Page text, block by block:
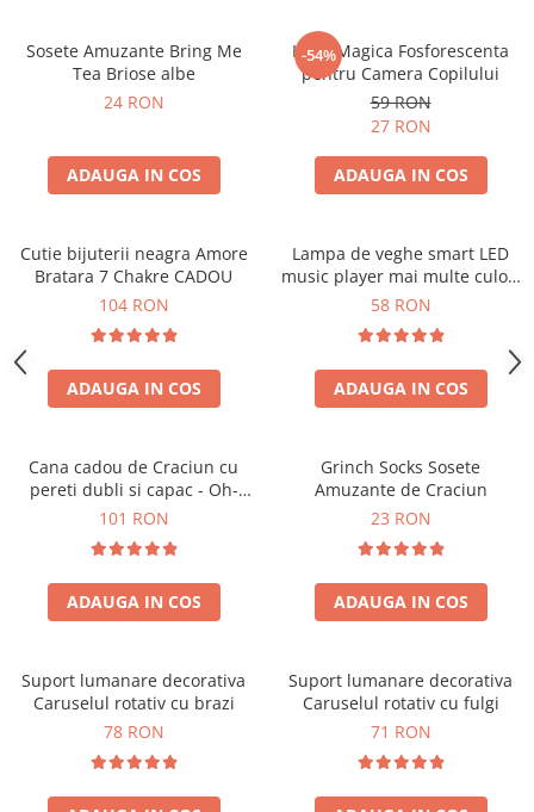
Sosete Amuzante Bring Me
Tea Briose albe
24 RON
ADAUGA IN COS
-54%
Luna Magica Fosforescenta
pentru Camera Copilului
59 RON
27 RON
ADAUGA IN COS
Cutie bijuterii neagra Amore
Bratara 7 Chakre CADOU
104 RON
ADAUGA IN COS
Lampa de veghe smart LED
music player mai multe culori
touch control handsfree
58 RON
ADAUGA IN COS
Cana cadou de Craciun cu
pereti dubli si capac - Oh-
Brad-frumos
101 RON
ADAUGA IN COS
Grinch Socks Sosete
Amuzante de Craciun
23 RON
ADAUGA IN COS
Suport lumanare decorativa
Caruselul rotativ cu brazi
78 RON
Suport lumanare decorativa
Caruselul rotativ cu fulgi
71 RON